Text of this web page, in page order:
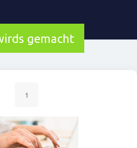
gemacht
1